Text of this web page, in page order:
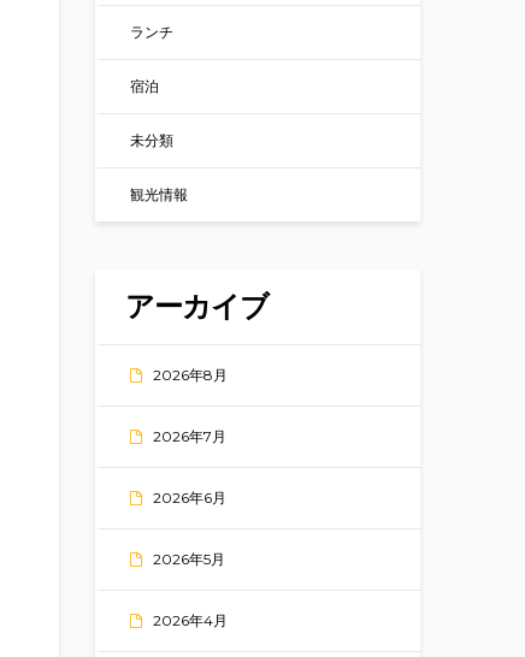
ランチ
宿泊
未分類
観光情報
アーカイブ
2026年8月
2026年7月
2026年6月
2026年5月
2026年4月